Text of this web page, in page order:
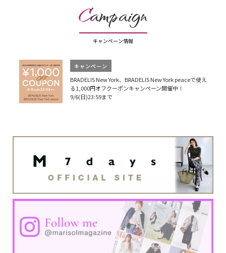
Campaign
キャンペーン情報
キャンペーン
BRADELIS New York、BRADELIS New York peaceで使え
る1,000円オフクーポンキャンペーン開催中！
9/6(日)23:59まで